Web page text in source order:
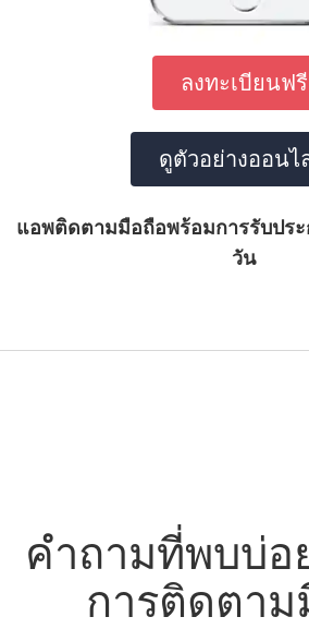
ลงทะเบียนฟรี
ดูตัวอย่างออนไ
แอพติดตามมือถือพร้อมการรับประ
วัน
คำถามที่พบบ่อ
การติดตาม